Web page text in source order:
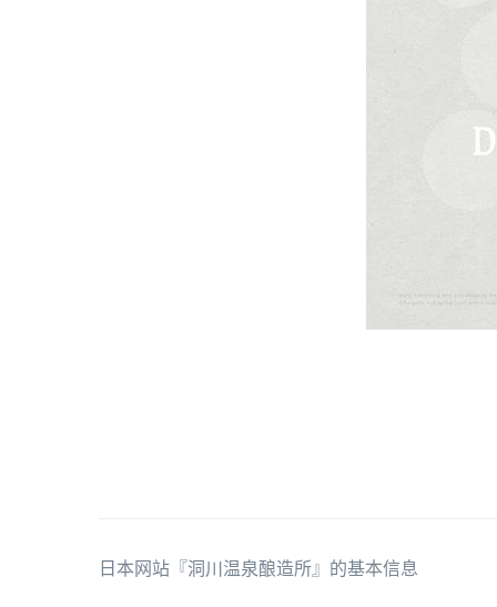
日本网站『洞川温泉酿造所』的基本信息